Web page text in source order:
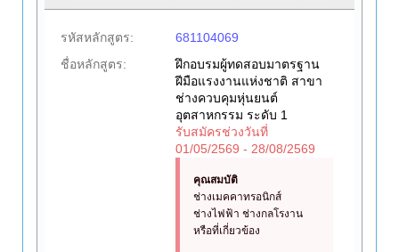
รหัสหลักสูตร:
681104069
ชื่อหลักสูตร:
ฝึกอบรมผู้ทดสอบมาตรฐาน
ฝีมือแรงงานแห่งชาติ สาขา
ช่างควบคุมหุ่นยนต์
อุตสาหกรรม ระดับ 1
รับสมัครช่วงวันที่
01/05/2569 - 28/08/2569
คุณสมบัติ
ช่างเมคคาทรอนิกส์
ช่างไฟฟ้า ช่างกลโรงาน
หรือที่เกี่ยวข้อง